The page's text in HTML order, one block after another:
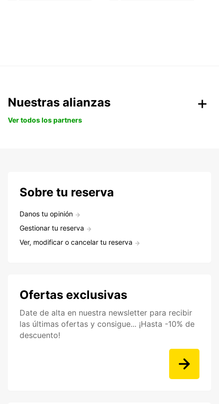
Nuestras alianzas
Ver todos los partners
Sobre tu reserva
Danos tu opinión
Gestionar tu reserva
Ver, modificar o cancelar tu reserva
Ofertas exclusivas
Date de alta en nuestra newsletter para recibir
las últimas ofertas y consigue... ¡Hasta -10% de
descuento!